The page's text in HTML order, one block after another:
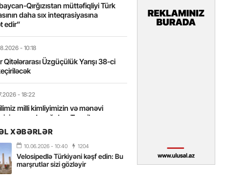
Qırğızıstan müttəfiqliyi Türk
daha sıx inteqrasiyasına
edir”
- 10:18
Qitələrarası Üzgüçülük Yarışı 38-ci
- 18:22
milli kimliyimizin və mənəvi
əsas dayağıdır – Tənzilə
- 16:58
axarını yalnız böyük liderlər dəyişir
XƏBƏRLƏR
10.06.2026 - 10:40 1204
Velosipedlə Türkiyəni kəşf edin: Bu
marşrutlar sizi gözləyir